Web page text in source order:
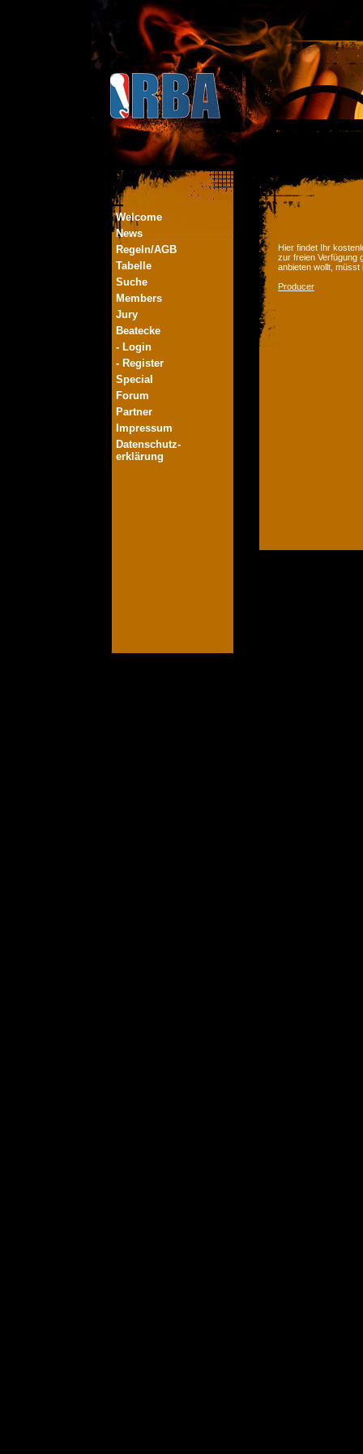
Welcome
News
Regeln/AGB
Tabelle
Suche
Members
Jury
Beatecke
- Login
- Register
Special
Forum
Partner
Impressum
Datenschutz-
erklärung
Hier findet Ihr
zur freien Verfügung
anbieten wollt,
Producer